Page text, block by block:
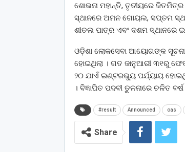
ଶୋଭନା ମହାନ୍ତି, ତୃତୀୟରେ
ସ୍ଥାନରେ ଅମନ ଗୋୟଲ, ସପ୍ତମ
ଶୀତଲ ପାତ୍ର ଏବଂ ଦଶମ ସ୍ଥାନରେ
ଓଡ଼ିଶା ଲୋକସେବା ଆୟୋଗଙ୍କ ସୂଚନା
ହୋଇଥିଲା । ଗତ ଜାନୁଆରୀ ୩୧ରୁ
୨୦ ଯାଏଁ ଇଣ୍ଟରଭ୍ୟୁ ପର୍ଯ୍ୟାୟ
। ବିଜ୍ଞାପିତ ପଦବୀ ତୁଳନାରେ ଚଳିତ
#result Announced oas
Share